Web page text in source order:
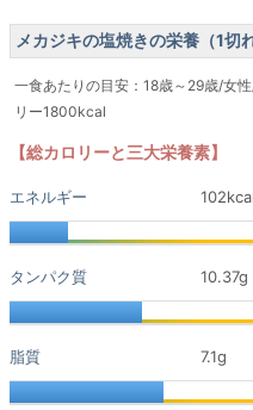
メカジキの塩焼きの栄養（1切
一食あたりの目安：18歳～29歳/女
リー1800kcal
【総カロリーと三大栄養素】
エネルギー
102kcal
タンパク質 10.37g
脂質 7.1g